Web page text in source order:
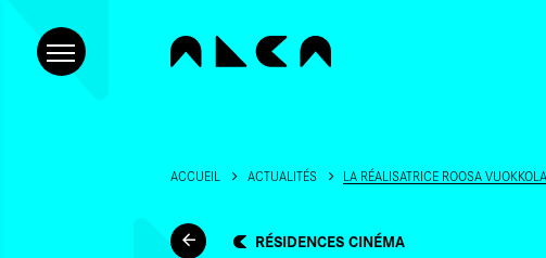
ACCUEIL ACTUALITÉS LA RÉALISATRICE ROOSA
RÉSIDENCES CINÉMA